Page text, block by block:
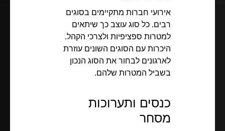
אירועי חברות מתקיימים בסוגים
רבים. כל סוג עוצב כך שיתאים
למטרות ספציפיות ולצרכי הקהל.
היכרות עם הסוגים השונים עוזרת
לארגונים לבחור את הסוג הנכון
בשביל המטרות שלהם.
כנסים ותערוכות
מסחר